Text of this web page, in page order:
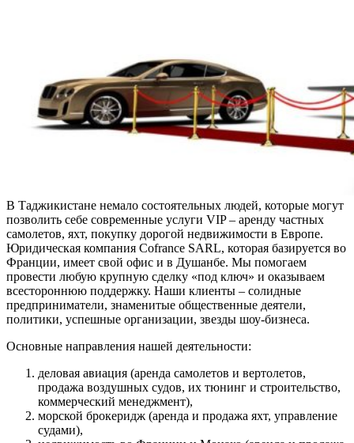
В Таджикистане немало состоятельных людей, которые могут
позволить себе современные услуги VIP – аренду частных
самолетов, яхт, покупку дорогой недвижимости в Европе.
Юридическая компания Cofrance SARL, которая базируется во
Франции, имеет свой офис и в Душанбе. Мы помогаем
провести любую крупную сделку «под ключ» и оказываем
всестороннюю поддержку. Наши клиенты – солидные
предприниматели, знаменитые общественные деятели,
политики, успешные организации, звезды шоу-бизнеса.
Основные направления нашей деятельности:
деловая авиация (аренда самолетов и вертолетов,
продажа воздушных судов, их тюнинг и строительство,
коммерческий менеджмент),
морской брокеридж (аренда и продажа яхт, управление
судами),